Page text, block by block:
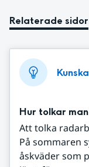
Relaterade sidor
Hur tolkar
Att tolka
På sommaren
åskväder som